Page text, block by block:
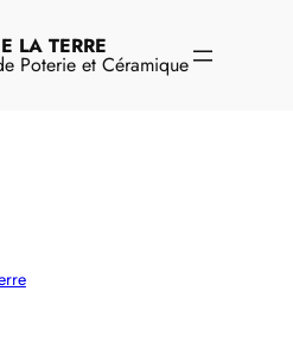
LA TERRE
Poterie et Céramique